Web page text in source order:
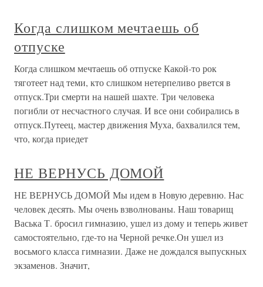
Когда слишком мечтаешь об
отпуске
Когда слишком мечтаешь об отпуске Какой-то рок
тяготеет над теми, кто слишком нетерпеливо рвется в
отпуск.Три смерти на нашей шахте. Три человека
погибли от несчастного случая. И все они собирались в
отпуск.Путеец, мастер движения Муха, бахвалился тем,
что, когда приедет
НЕ ВЕРНУСЬ ДОМОЙ
НЕ ВЕРНУСЬ ДОМОЙ Мы идем в Новую деревню. Нас
человек десять. Мы очень взволнованы. Наш товарищ
Васька Т. бросил гимназию, ушел из дому и теперь живет
самостоятельно, где-то на Черной речке.Он ушел из
восьмого класса гимназии. Даже не дождался выпускных
экзаменов. Значит,